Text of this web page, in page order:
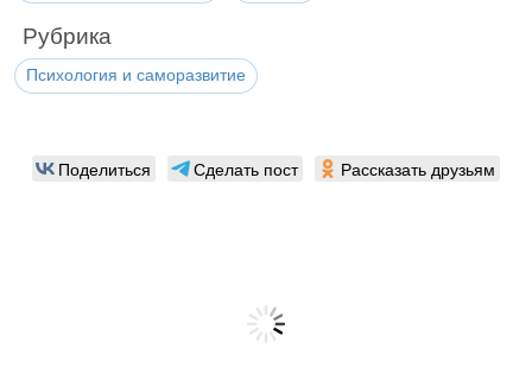
Рубрика
Психология и саморазвитие
Поделиться Сделать пост Рассказать друзьям